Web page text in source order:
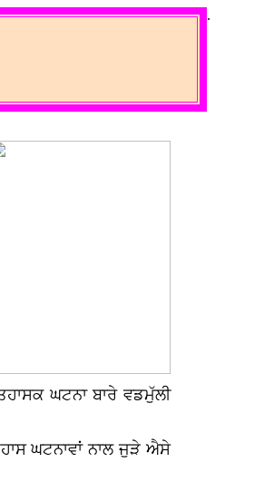
ਘਟਨਾ ਬਾਰੇ ਵਡਮੁੱਲੀ
ਘਟਨਾਵਾਂ ਨਾਲ ਜੁੜੇ ਐਸੇ
.